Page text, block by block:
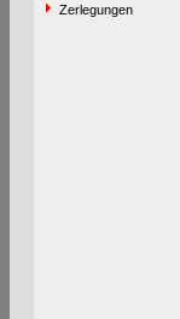
Zerlegungen